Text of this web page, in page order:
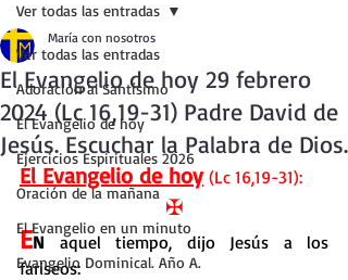
Ver todas las entradas
Adoración al Santísimo
El Evangelio de hoy
Ejercicios Espirituales 2026
Oración de la mañana
El Evangelio en un minuto
Evangelio Dominical. Año A.
Ver todas las entradas
El Evangelio de hoy 29 febrero
2024 (Lc 16,19-31) Padre David de
Jesús. Escuchar la Palabra de Dios.
María con nosotros
El Evangelio de hoy (Lc 16,19-31):
✠
EN aquel tiempo, dijo Jesús a los
fariseos: